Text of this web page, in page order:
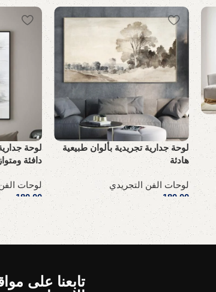
لوحة جدارية تجريدية بألوان طبيعية
هادئة
لوحات الفن التجريدي
180,00
ر.س
إضافة إلى السلة
لوحة
دافئة
لوحات
180,00
إضافة إلى
تابعنا على